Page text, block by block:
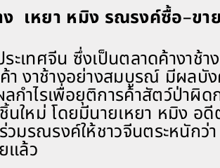
เหยา หมิง รณรงค์ซื้อ–ขา
ะเทศจีน ซึ่งเป็นตลาดค้างาช้
งาช้างอย่างสมบูรณ์ มีผลบั
กำไรเพื่อยุติการค้าสัตว์ป่าผิ
ใหม่ โดยมีนายเหยา หมิง อดี
มรณรงค์ให้ชาวจีนตระหนักว่
แล้ว